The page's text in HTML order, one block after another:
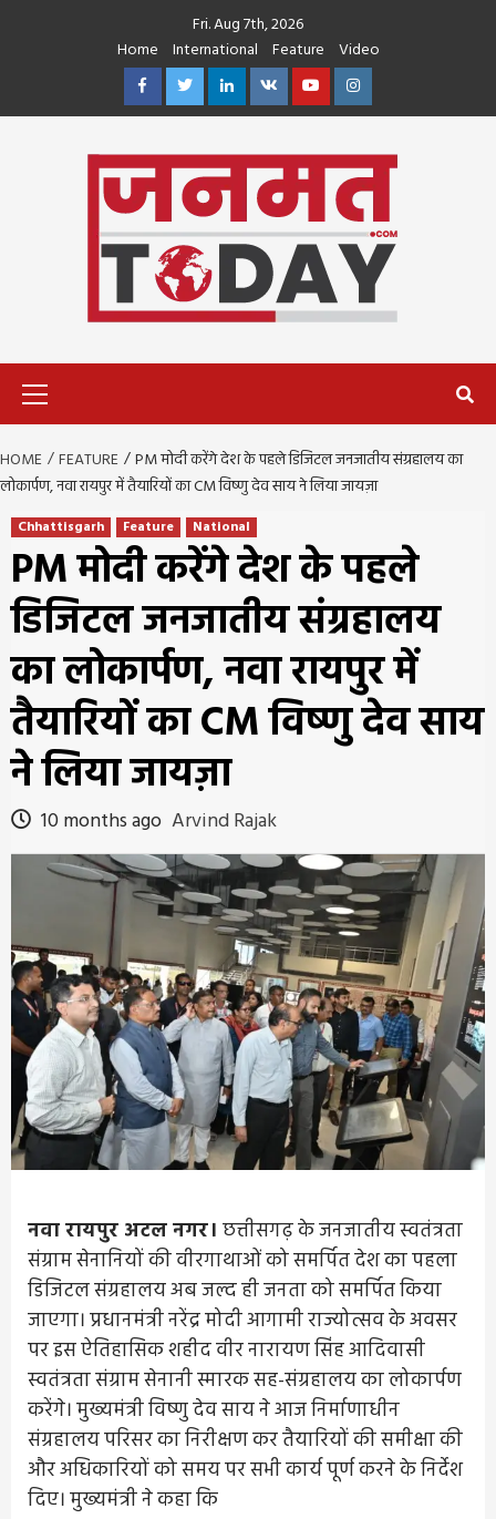
Fri. Aug 7th, 2026
Home
International Feature
Video
FacebookTwitterLinkedin
VK YoutubeInstagram
HOME FEATURE
PM मोदी करेंगे देश के पहले डिजिटल जनजातीय संग्रहालय का
लोकार्पण, नवा रायपुर में तैयारियों का CM विष्णु देव साय ने लिया जायज़ा
Chhattisgarh Feature National
PM मोदी करेंगे देश के पहले
डिजिटल जनजातीय संग्रहालय
का लोकार्पण, नवा रायपुर में
तैयारियों का CM विष्णु देव साय
ने लिया जायज़ा
10 months ago Arvind Rajak
नवा रायपुर अटल नगर। छत्तीसगढ़ के जनजातीय स्वतंत्रता
संग्राम सेनानियों की वीरगाथाओं को समर्पित देश का पहला
डिजिटल संग्रहालय अब जल्द ही जनता को समर्पित किया
जाएगा। प्रधानमंत्री नरेंद्र मोदी आगामी राज्योत्सव के अवसर
पर इस ऐतिहासिक शहीद वीर नारायण सिंह आदिवासी
स्वतंत्रता संग्राम सेनानी स्मारक सह-संग्रहालय का लोकार्पण
करेंगे। मुख्यमंत्री विष्णु देव साय ने आज निर्माणाधीन
संग्रहालय परिसर का निरीक्षण कर तैयारियों की समीक्षा की
और अधिकारियों को समय पर सभी कार्य पूर्ण करने के निर्देश
दिए। मुख्यमंत्री ने कहा कि